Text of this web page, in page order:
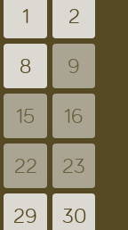
1
2
8
9
15
16
22
23
29
30